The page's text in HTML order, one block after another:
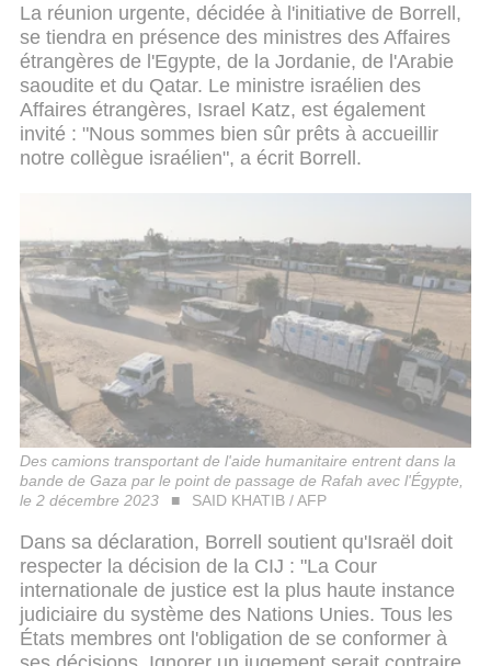
La réunion urgente, décidée à l'initiative de Borrell,
se tiendra en présence des ministres des Affaires
étrangères de l'Egypte, de la Jordanie, de l'Arabie
saoudite et du Qatar. Le ministre israélien des
Affaires étrangères, Israel Katz, est également
invité : "Nous sommes bien sûr prêts à accueillir
notre collègue israélien", a écrit Borrell.
Des camions transportant de l'aide humanitaire entrent dans la
bande de Gaza par le point de passage de Rafah avec l'Égypte,
le 2 décembre 2023
SAID KHATIB / AFP
Dans sa déclaration, Borrell soutient qu'Israël doit
respecter la décision de la CIJ : "La Cour
internationale de justice est la plus haute instance
judiciaire du système des Nations Unies. Tous les
États membres ont l'obligation de se conformer à